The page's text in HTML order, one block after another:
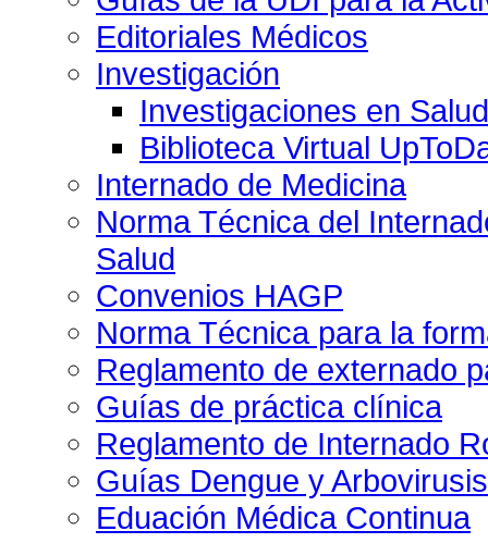
Editoriales Médicos
Investigación
Investigaciones en Salud
Biblioteca Virtual
Internado de Medicina
Norma Técnica del
Salud
Convenios HAGP
Norma Técnica para la
Reglamento de externado
Guías de práctica clínica
Reglamento de Internado
Guías Dengue y
Eduación Médica Continua